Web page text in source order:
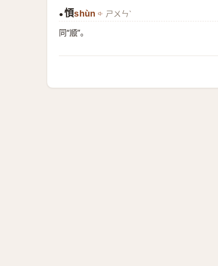
● 㥧shùn ㄕㄨㄣˋ
同“顺”。